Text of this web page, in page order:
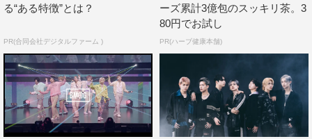
配信リンク：https://befirst.lnk.to/Bye_Good_Bye
リリース情報
る“ある特徴”とは？
PR(合同会社デジタルファーム )
ーズ累計3億包のスッキリ茶。3
80円でお試し
PR(ハーブ健康本舗)